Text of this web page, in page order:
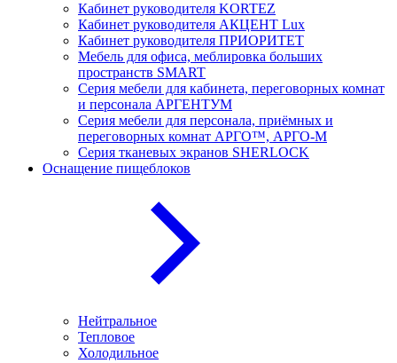
Кабинет руководителя KORTEZ
Кабинет руководителя АКЦЕНТ Lux
Кабинет руководителя ПРИОРИТЕТ
Мебель для офиса, меблировка больших
пространств SMART
Серия мебели для кабинета, переговорных комнат
и персонала АРГЕНТУМ
Серия мебели для персонала, приёмных и
переговорных комнат АРГО™, АРГО-М
Серия тканевых экранов SHERLOCK
Оснащение пищеблоков
Нейтральное
Тепловое
Холодильное